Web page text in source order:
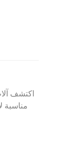
اكتشف
مناسبة